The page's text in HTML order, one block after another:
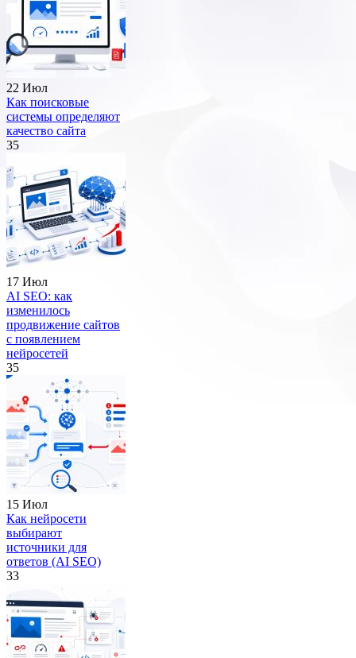
22 Июл
Как поисковые
системы определяют
качество сайта
35
17 Июл
AI SEO: как
изменилось
продвижение сайтов
с появлением
нейросетей
35
15 Июл
Как нейросети
выбирают
источники для
ответов (AI SEO)
33